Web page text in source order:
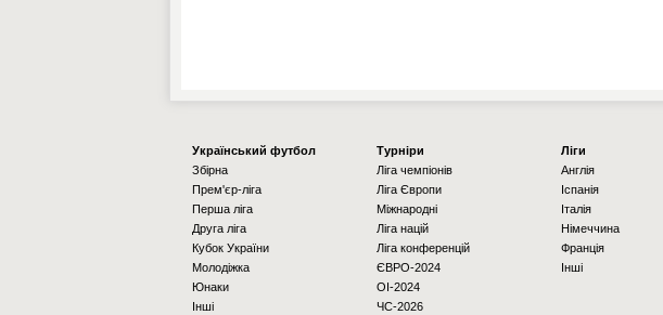
Українcький футбол
Збірна
Прем'єр-ліга
Перша ліга
Друга ліга
Кубок України
Молодіжка
Юнаки
Інші
Турніри
Ліга чемпіонів
Ліга Європи
Міжнародні
Ліга націй
Ліга конференцій
ЄВРО-2024
OI-2024
ЧС-2026
Ліги
Англія
Іспанія
Італія
Німеччина
Франція
Інші